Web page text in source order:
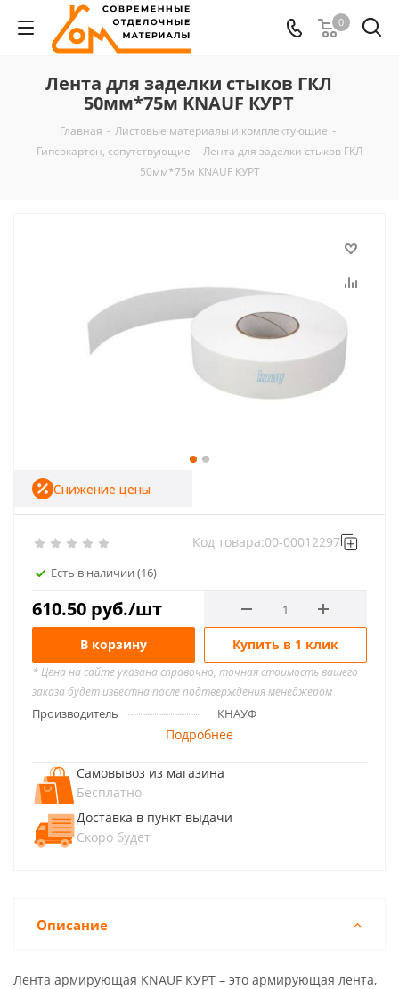
0
Лента для заделки стыков ГКЛ
50мм*75м KNAUF КУРТ
Главная - Листовые материалы и комплектующие -
Гипсокартон, сопутствующие - Лента для заделки стыков ГКЛ
50мм*75м KNAUF КУРТ
Есть в наличии (16)
Код товара:00-00012297
610.50 руб./шт
Снижение цены
В корзину Купить в 1 клик
* Цена на сайте указана справочно, точная стоимость вашего
заказа будет известна после подтверждения менеджером
Производитель КНАУФ
Подробнее
Самовывоз из магазина
Бесплатно
Доставка в пункт выдачи
Скоро будет
Описание
Лента армирующая KNAUF КУРТ – это армирующая лента,